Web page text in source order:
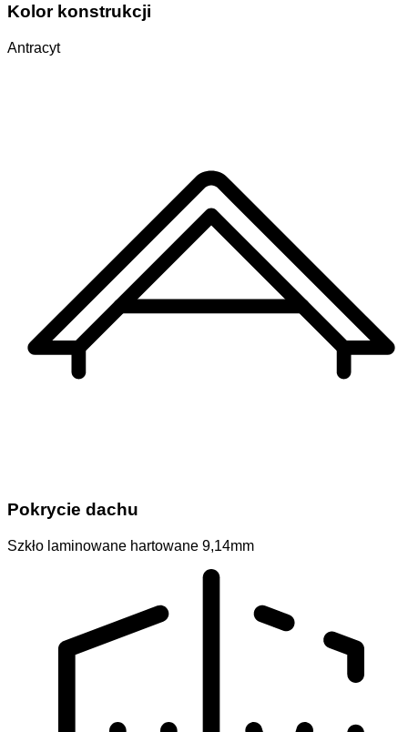
Kolor konstrukcji
Antracyt
Pokrycie dachu
Szkło laminowane hartowane 9,14mm